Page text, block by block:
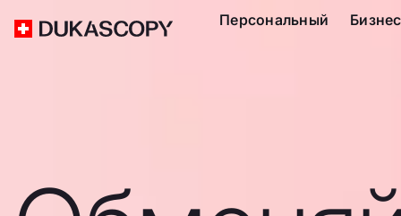
Персональный Бизнес